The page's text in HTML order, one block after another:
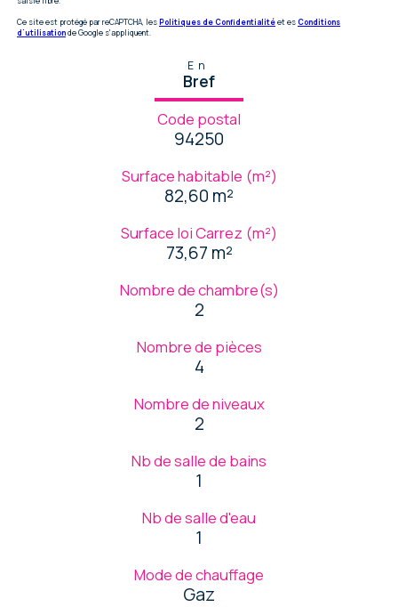
Ce site est protégé par reCAPTCHA, lesPolitiques de Confidentialitéet esConditions
d'utilisationde Google s'appliquent.
En
Bref
Code postal
94250
Surface habitable (m²)
82,60 m²
Surface loi Carrez (m²)
73,67 m²
Nombre de chambre(s)
2
Nombre de pièces
4
Nombre de niveaux
2
Nb de salle de bains
1
Nb de salle d'eau
1
Mode de chauffage
Gaz